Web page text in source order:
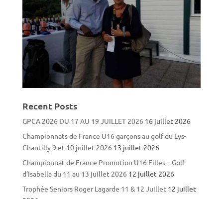
Recent Posts
GPCA 2026 DU 17 AU 19 JUILLET 2026 16 juillet 2026
Championnats de France U16 garçons au golf du Lys-
Chantilly 9 et 10 juillet 2026 13 juillet 2026
Championnat de France Promotion U16 Filles – Golf
d’Isabella du 11 au 13 juillet 2026 12 juillet 2026
Trophée Seniors Roger Lagarde 11 & 12 Juillet 12 juillet